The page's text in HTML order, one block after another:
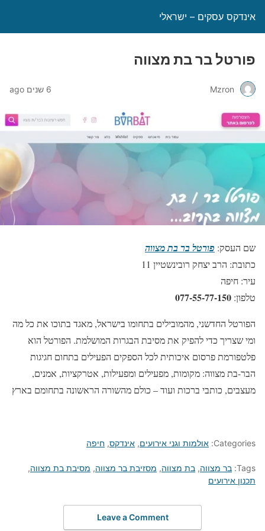
אינדקס עסקים – ישראלי
פורטל בר בת מצווה
Mzron 6 שנים ago
שם העסק: פורטל בר בת מצווה
כתובת: הרב יצחק רובינשטיין 11
עיר: חיפה
טלפון: 077-55-77-150
הפורטל החדשני, מהמובילים בתחומו בישראל, מאגד בתוכו את כל מה
ומי שצריך כדי להפיק את מסיבת הבגרות המושלמת. הפורטל הוא
פלטפורמת פרסום איכותית לכל הספקים הפעילים בתחום חגיגות
הבר-בת מצווה: מקומות, מפעילים ומפעילות, אטרקציות, אמנים,
מעצבים, כותבי ברכות ועוד – כולם מהשורה הראשונה בתחומם בארץ
Categories: אולמות וגני אירועים, אינדקס, חיפה
Tags: בר מצווה, בת מצווה, מסזיבת בר מצווה, מסיבת בת מצווה,
תכנון אירועים
Leave a Comment